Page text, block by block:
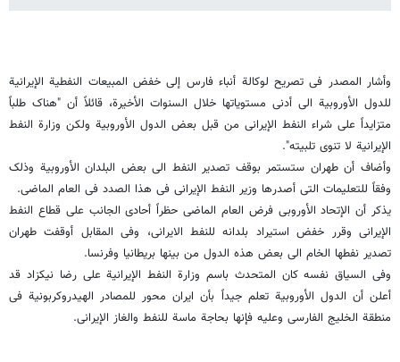
وأشار المصدر فی تصریح لوکالة أنباء فارس إلى خفض المبیعات النفطیة الإیرانیة
للدول الأوروبیة الى أدنى مستویاتها خلال السنوات الأخیرة، قائلاً أن "هناک طلباً
متزایداً على شراء النفط الإیرانی من قبل بعض الدول الأوروبیة ولکن وزارة النفط
الإیرانیة لا تنوی تلبیته".
وأضاف أن طهران ستستمر بوقف تصدیر النفط الى بعض البلدان الأوروبیة وذلک
وفقاً للتعلیمات التی أصدرها وزیر النفط الإیرانی فی هذا الصدد فی العام الماضی.
یذکر أن الإتحاد الأوروبی فرض العام الماضی حظراً أحادی الجانب على قطاع النفط
الإیرانی وقرر خفض استیراد بلدانه للنفط الایرانی، وفی المقابل أوقفت طهران
تصدیر نفطها الخام الى بعض هذه الدول من بینها بریطانیا وفرنسا.
وفی السیاق نفسه کان المتحدث باسم وزارة النفط الإیرانیة علی رضا نیکزاد قد
أعلن أن الدول الأوروبیة تعلم جیداً بأن ایران محور للمصادر الهیدروکربونیة فی
منطقة الخلیج الفارسی وعلیه فإنها بحاجة ماسة للنفط والغاز الإیرانی.